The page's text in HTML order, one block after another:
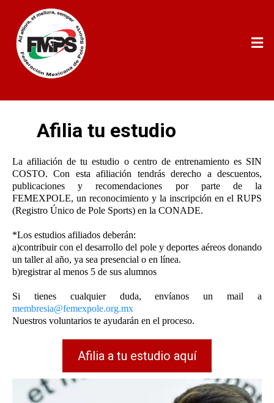
Afilia tu estudio
La afiliación de tu estudio o centro de entrenamiento es SIN
COSTO. Con esta afiliación tendrás derecho a descuentos,
publicaciones y recomendaciones por parte de la
FEMEXPOLE, un reconocimiento y la inscripción en el RUPS
(Registro Único de Pole Sports) en la CONADE.
*Los estudios afiliados deberán:
a)contribuir con el desarrollo del pole y deportes aéreos donando
un taller al año, ya sea presencial o en línea.
b)registrar al menos 5 de sus alumnos
Si tienes cualquier duda, envíanos un mail a
membresia@femexpole.org.mx
Nuestros voluntarios te ayudarán en el proceso.
Afilia a tu estudio aquí